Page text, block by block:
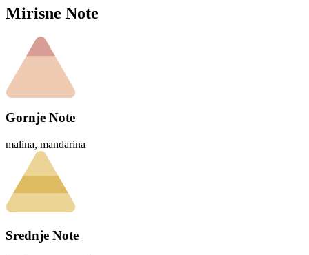
Mirisne Note
Gornje Note
malina, mandarina
Srednje Note